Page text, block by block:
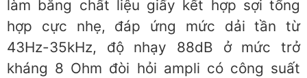
làm bằng chất liệu giấy kết hợp sợi tổng
hợp cực nhẹ, đáp ứng mức dải tần từ
43Hz-35kHz, độ nhạy 88dB ở mức trở
kháng 8 Ohm đòi hỏi ampli có công suất